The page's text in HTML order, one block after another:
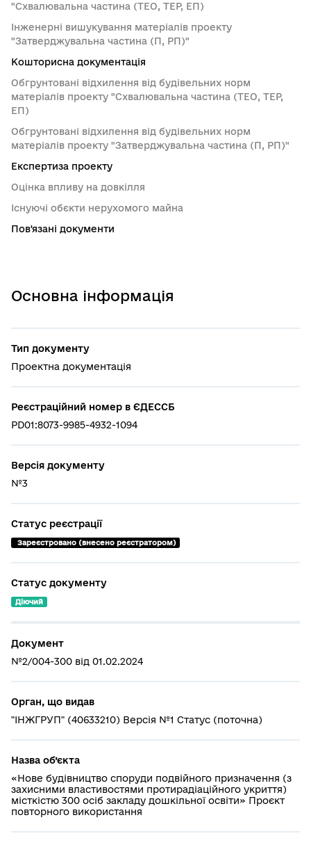
Основна інформація
Тип документу
Проектна документація
Реєстраційний номер в ЄДЕССБ
PD01:8073-9985-4932-1094
Версія документу
№3
Статус реєстрації
Зареєстровано (внесено реєстратором)
Статус документу
Діючий
Документ
№2/004-300 від 01.02.2024
Орган, що видав
"ІНЖГРУП" (40633210) Версія №1 Статус (поточна)
Назва об’єкта
«Нове будівництво споруди подвійного призначення (з
захисними властивостями протирадіаційного укриття)
місткістю 300 осіб закладу дошкільної освіти» Проєкт
повторного використання
"Схвалювальна частина (ТЕО, ТЕР, ЕП)
Інженерні вишукування матеріалів проекту
"Затверджувальна частина (П, РП)"
Кошторисна документація
Обгрунтовані відхилення від будівельних норм
матеріалів проекту "Схвалювальна частина (ТЕО, ТЕР,
ЕП)
Обгрунтовані відхилення від будівельних норм
матеріалів проекту "Затверджувальна частина (П, РП)"
Експертиза проекту
Оцінка впливу на довкілля
Існуючі обєкти нерухомого майна
Пов'язані документи